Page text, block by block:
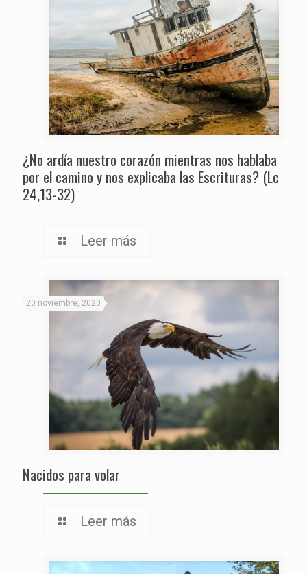
¿No ardía nuestro corazón mientras nos hablaba
por el camino y nos explicaba las Escrituras? (Lc
24,13-32)
Leer más
20 noviembre, 2020
Nacidos para volar
Leer más